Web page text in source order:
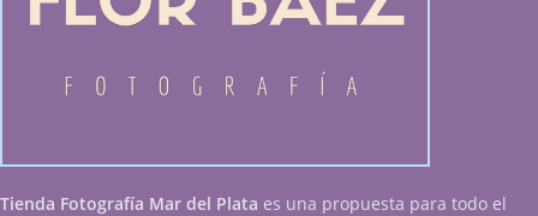
Tienda Fotografía Mar del Plata es una propuesta para todo el